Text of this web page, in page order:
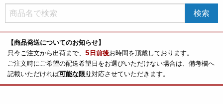
【商品発送についてのお知らせ】
只今ご注文から出荷まで、 5日前後お時間を頂戴しております。
ご注文時にご希望の配送希望日をお選びいただけない場合は、備考欄へ
記載いただければ可能な限り対応させていただきます。